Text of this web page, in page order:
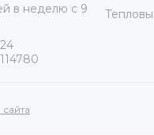
в неделю с 9
сайта